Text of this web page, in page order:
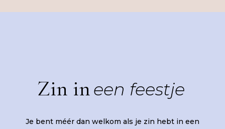
Zin ineen feestje
Je bent méér dan welkom als je zin hebt in een